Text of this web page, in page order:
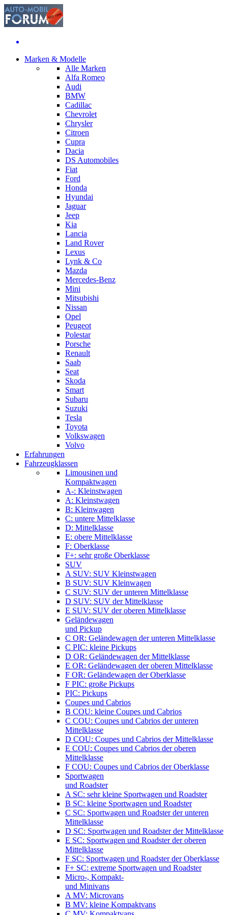
Marken & Modelle
Alle Marken
Alfa Romeo
Audi
BMW
Cadillac
Chevrolet
Chrysler
Citroen
Cupra
Dacia
DS Automobiles
Fiat
Ford
Honda
Hyundai
Jaguar
Jeep
Kia
Lancia
Land Rover
Lexus
Lynk & Co
Mazda
Mercedes-Benz
Mini
Mitsubishi
Nissan
Opel
Peugeot
Polestar
Porsche
Renault
Saab
Seat
Skoda
Smart
Subaru
Suzuki
Tesla
Toyota
Volkswagen
Volvo
Erfahrungen
Fahrzeugklassen
Limousinen und
Kompaktwagen
A-: Kleinstwagen
A: Kleinstwagen
B: Kleinwagen
C: untere Mittelklasse
D: Mittelklasse
E: obere Mittelklasse
F: Oberklasse
F+: sehr große Oberklasse
SUV
A SUV: SUV Kleinstwagen
B SUV: SUV Kleinwagen
C SUV: SUV der unteren Mittelklasse
D SUV: SUV der Mittelklasse
E SUV: SUV der oberen Mittelklasse
Geländewagen
und Pickup
C OR: Geländewagen der unteren Mittelklasse
C PIC: kleine Pickups
D OR: Geländewagen der Mittelklasse
E OR: Geländewagen der oberen Mittelklasse
F OR: Geländewagen der Oberklasse
F PIC: große Pickups
PIC: Pickups
Coupes und Cabrios
B COU: kleine Coupes und Cabrios
C COU: Coupes und Cabrios der unteren
Mittelklasse
D COU: Coupes und Cabrios der Mittelklasse
E COU: Coupes und Cabrios der oberen
Mittelklasse
F COU: Coupes und Cabrios der Oberklasse
Sportwagen
und Roadster
A SC: sehr kleine Sportwagen und Roadster
B SC: kleine Sportwagen und Roadster
C SC: Sportwagen und Roadster der unteren
Mittelklasse
D SC: Sportwagen und Roadster der Mittelklasse
E SC: Sportwagen und Roadster der oberen
Mittelklasse
F SC: Sportwagen und Roadster der Oberklasse
F+ SC: extreme Sportwagen und Roadster
Micro-, Kompakt-
und Minivans
A MV: Microvans
B MV: kleine Kompaktvans